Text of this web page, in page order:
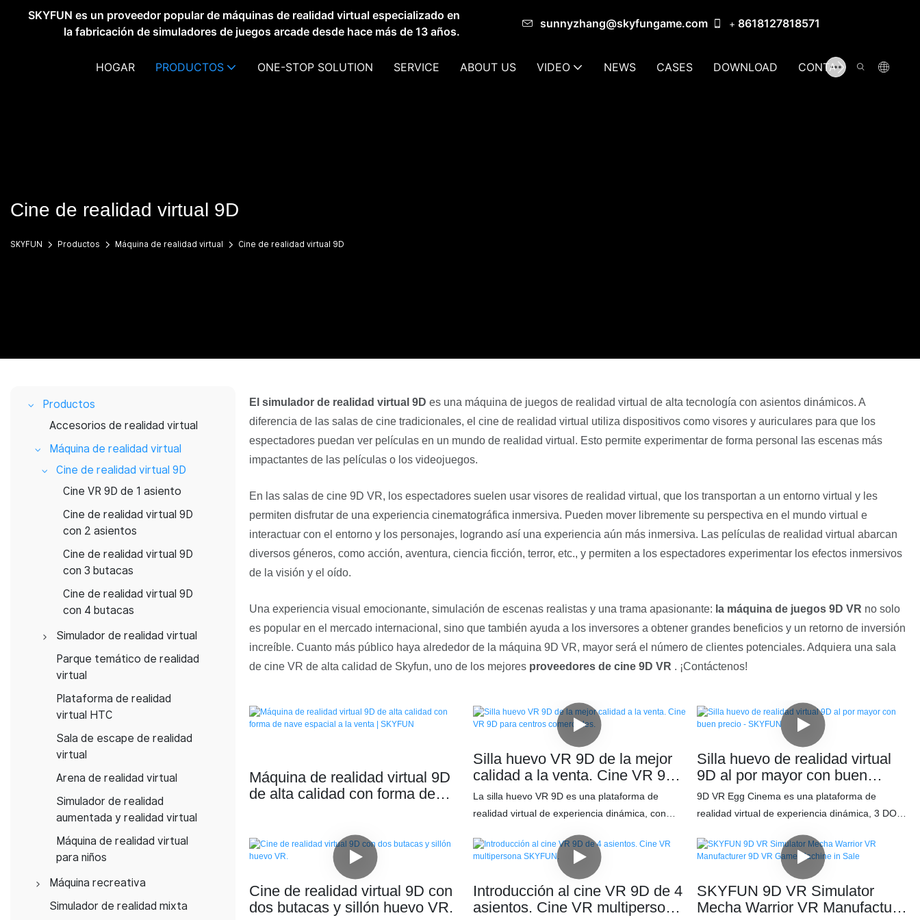
SKYFUN es un proveedor popular de máquinas de realidad virtual especializado en
la fabricación de simuladores de juegos arcade desde hace más de 13 años.
sunnyzhang@skyfungame.com +8618127818571
HOGAR PRODUCTOS ONE-STOP SOLUTION SERVICE ABOUT US VIDEO NEWS CASES DOWNLOAD CONTACT US
Cine de realidad virtual 9D
SKYFUN Productos Máquina de realidad virtual Cine de realidad virtual 9D
Productos
Accesorios de realidad virtual
Máquina de realidad virtual
Cine de realidad virtual 9D
Cine VR 9D de 1 asiento
Cine de realidad virtual 9D
con 2 asientos
Cine de realidad virtual 9D
con 3 butacas
Cine de realidad virtual 9D
con 4 butacas
Simulador de realidad virtual
Simulador de realidad
virtual 360
Simulador de carreras de
realidad virtual
Simulador de vuelo de
realidad virtual 9D
Simulador de vibración de
Simulador de equitación
Simulador de baile de
realidad virtual
Parque temático de realidad
virtual
Plataforma de realidad
virtual HTC
Sala de escape de realidad
virtual
Arena de realidad virtual
Simulador de realidad
aumentada y realidad virtual
Máquina de realidad virtual
para niños
Máquina recreativa
Simulador de juegos de
Simulador de realidad mixta
El simulador de realidad virtual 9D es una máquina de juegos de realidad virtual de alta tecnología con asientos dinámicos. A
diferencia de las salas de cine tradicionales, el cine de realidad virtual utiliza dispositivos como visores y auriculares para que los
espectadores puedan ver películas en un mundo de realidad virtual. Esto permite experimentar de forma personal las escenas más
impactantes de las películas o los videojuegos.
En las salas de cine 9D VR, los espectadores suelen usar visores de realidad virtual, que los transportan a un entorno virtual y les
permiten disfrutar de una experiencia cinematográfica inmersiva. Pueden mover libremente su perspectiva en el mundo virtual e
interactuar con el entorno y los personajes, logrando así una experiencia aún más inmersiva. Las películas de realidad virtual abarcan
diversos géneros, como acción, aventura, ciencia ficción, terror, etc., y permiten a los espectadores experimentar los efectos inmersivos
de la visión y el oído.
Una experiencia visual emocionante, simulación de escenas realistas y una trama apasionante: la máquina de juegos 9D VR no solo
es popular en el mercado internacional, sino que también ayuda a los inversores a obtener grandes beneficios y un retorno de inversión
increíble. Cuanto más público haya alrededor de la máquina 9D VR, mayor será el número de clientes potenciales. Adquiera una sala
de cine VR de alta calidad de Skyfun, uno de los mejores proveedores de cine 9D VR . ¡Contáctenos!
Máquina de realidad virtual 9D
de alta calidad con forma de
Silla huevo VR 9D de la mejor
calidad a la venta. Cine VR 9D
para centros comerciales.
La silla huevo VR 9D es una plataforma de
realidad virtual de experiencia dinámica, con
que permite al público experimentar el realismo
más intenso a través de los sentidos auditivo,
visual y táctil, para que puedan disfrutar de la
experiencia de caídas, vibraciones y otras
nuevas sensaciones reales, inmersivas y
Silla huevo de realidad virtual
9D al por mayor con buen
precio - SKYFUN
9D VR Egg Cinema es una plataforma de
realidad virtual de experiencia dinámica, 3 DOF
sensación de realismo más poderosa desde el
oído, la vista y el tacto, para que pueda disfrutar
de la experiencia de caída, vibración y otras
nuevas sensaciones reales, inmersivas y
divertidas. Características: ✅ Diseño simple y
Cine de realidad virtual 9D con
dos butacas y sillón huevo VR.
Introducción al cine VR 9D de 4
asientos. Cine VR multipersona
SKYFUN 9D VR Simulator
Mecha Warrior VR Manufacturer